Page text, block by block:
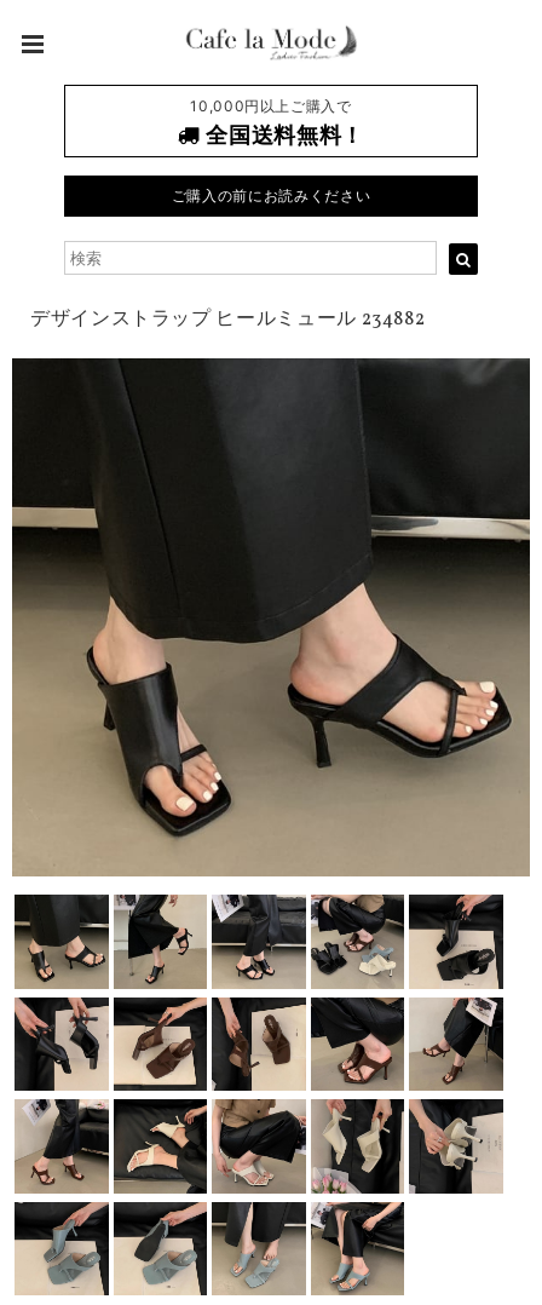
10,000円以上ご購入で
全国送料無料！
ご購入の前にお読みください
デザインストラップ ヒールミュール 234882